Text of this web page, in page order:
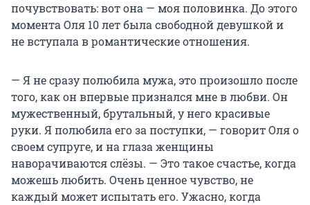
почувствовать: вот она — моя половинка. До этого
момента Оля 10 лет была свободной девушкой и
не вступала в романтические отношения.
— Я не сразу полюбила мужа, это произошло после
того, как он впервые признался мне в любви. Он
мужественный, брутальный, у него красивые
руки. Я полюбила его за поступки, — говорит Оля о
своем супруге, и на глаза женщины
наворачиваются слёзы. — Это такое счастье, когда
можешь любить. Очень ценное чувство, не
каждый может испытать его. Ужасно, когда